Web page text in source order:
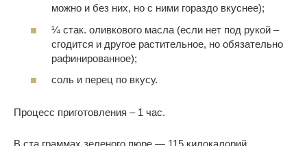
можно и без них, но с ними гораздо вкуснее);
¼ стак. оливкового масла (если нет под рукой –
сгодится и другое растительное, но обязательно
рафинированное);
соль и перец по вкусу.
Процесс приготовления – 1 час.
В ста граммах зеленого пюре — 115 килокалорий.